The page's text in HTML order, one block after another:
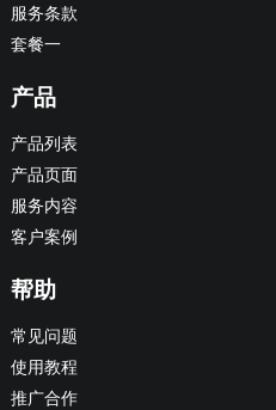
服务条款
套餐一
产品
产品列表
产品页面
服务内容
客户案例
帮助
常见问题
使用教程
推广合作